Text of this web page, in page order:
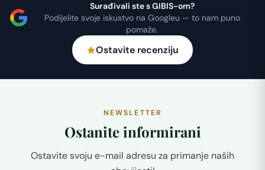
Surađivali ste s GIBIS-om?
Podijelite svoje iskustvo na Googleu — to nam puno
pomaže.
Ostavite recenziju
NEWSLETTER
Ostanite informirani
Ostavite svoju e-mail adresu za primanje naših